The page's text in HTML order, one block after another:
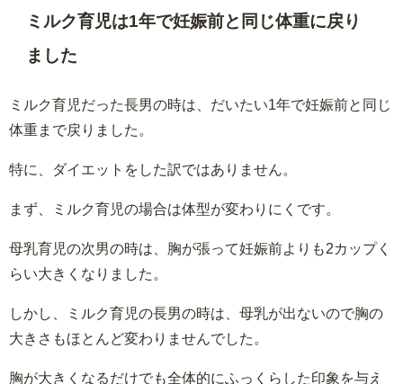
ミルク育児は1年で妊娠前と同じ体重に戻り
ました
ミルク育児だった長男の時は、だいたい1年で妊娠前と同じ
体重まで戻りました。
特に、ダイエットをした訳ではありません。
まず、ミルク育児の場合は体型が変わりにくです。
母乳育児の次男の時は、胸が張って妊娠前よりも2カップく
らい大きくなりました。
しかし、ミルク育児の長男の時は、母乳が出ないので胸の
大きさもほとんど変わりませんでした。
胸が大きくなるだけでも全体的にふっくらした印象を与え